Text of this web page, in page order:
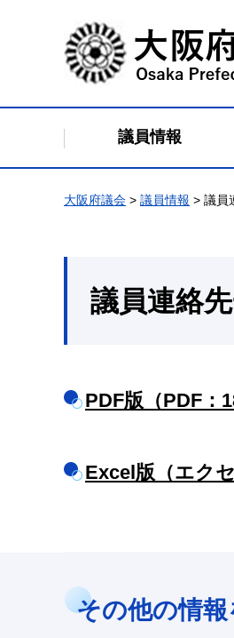
大阪府議会
議員情報
大阪府議会 > 議員情報 > 議員
議員連絡
PDF版（PDF：
Excel版（エク
その他の情報